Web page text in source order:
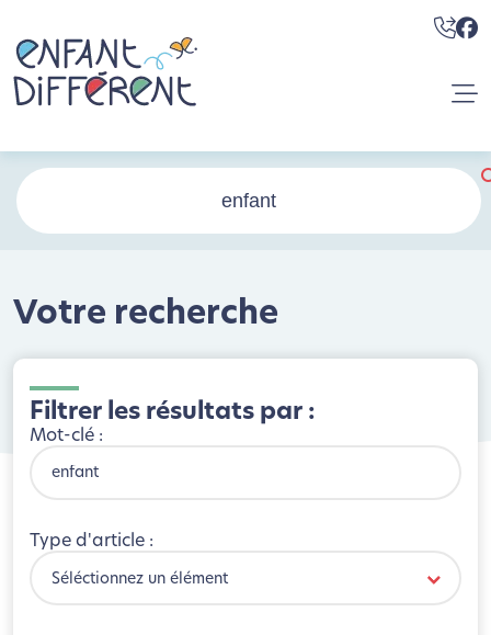
Votre recherche
Filtrer les résultats par :
Mot-clé :
Type d'article :
Séléctionnez un élément